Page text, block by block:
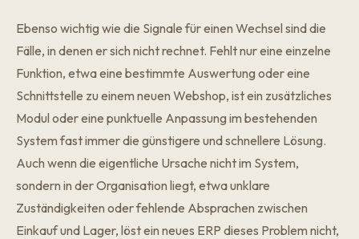
Ebenso wichtig wie die Signale für einen Wechsel sind die
Fälle, in denen er sich nicht rechnet. Fehlt nur eine einzelne
Funktion, etwa eine bestimmte Auswertung oder eine
Schnittstelle zu einem neuen Webshop, ist ein zusätzliches
Modul oder eine punktuelle Anpassung im bestehenden
System fast immer die günstigere und schnellere Lösung.
Auch wenn die eigentliche Ursache nicht im System,
sondern in der Organisation liegt, etwa unklare
Zuständigkeiten oder fehlende Absprachen zwischen
Einkauf und Lager, löst ein neues ERP dieses Problem nicht,